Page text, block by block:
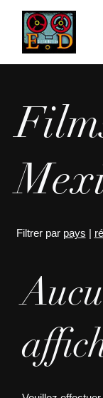
Filtrer par pays |